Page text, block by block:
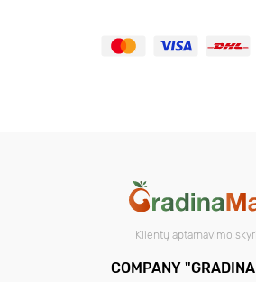
Klientų aptarnavimo
COMPANY